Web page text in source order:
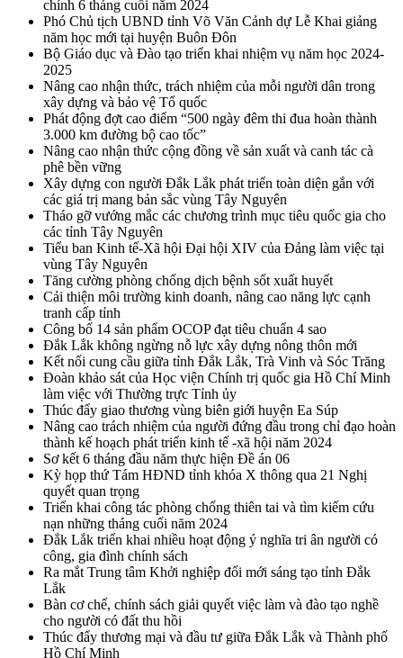
chính 6 tháng cuối năm 2024
Phó Chủ tịch UBND tỉnh Võ Văn Cảnh dự Lễ Khai giảng
năm học mới tại huyện Buôn Đôn
Bộ Giáo dục và Đào tạo triển khai nhiệm vụ năm học 2024-
2025
Nâng cao nhận thức, trách nhiệm của mỗi người dân trong
xây dựng và bảo vệ Tổ quốc
Phát động đợt cao điểm “500 ngày đêm thi đua hoàn thành
3.000 km đường bộ cao tốc”
Nâng cao nhận thức cộng đồng về sản xuất và canh tác cà
phê bền vững
Xây dựng con người Đắk Lắk phát triển toàn diện gắn với
các giá trị mang bản sắc vùng Tây Nguyên
Tháo gỡ vướng mắc các chương trình mục tiêu quốc gia cho
các tỉnh Tây Nguyên
Tiểu ban Kinh tế-Xã hội Đại hội XIV của Đảng làm việc tại
vùng Tây Nguyên
Tăng cường phòng chống dịch bệnh sốt xuất huyết
Cải thiện môi trường kinh doanh, nâng cao năng lực cạnh
tranh cấp tỉnh
Công bố 14 sản phẩm OCOP đạt tiêu chuẩn 4 sao
Đắk Lắk không ngừng nỗ lực xây dựng nông thôn mới
Kết nối cung cầu giữa tỉnh Đắk Lắk, Trà Vinh và Sóc Trăng
Đoàn khảo sát của Học viện Chính trị quốc gia Hồ Chí Minh
làm việc với Thường trực Tỉnh ủy
Thúc đẩy giao thương vùng biên giới huyện Ea Súp
Nâng cao trách nhiệm của người đứng đầu trong chỉ đạo hoàn
thành kế hoạch phát triển kinh tế -xã hội năm 2024
Sơ kết 6 tháng đầu năm thực hiện Đề án 06
Kỳ họp thứ Tám HĐND tỉnh khóa X thông qua 21 Nghị
quyết quan trọng
Triển khai công tác phòng chống thiên tai và tìm kiếm cứu
nạn những tháng cuối năm 2024
Đắk Lắk triển khai nhiều hoạt động ý nghĩa tri ân người có
công, gia đình chính sách
Ra mắt Trung tâm Khởi nghiệp đổi mới sáng tạo tỉnh Đắk
Lắk
Bàn cơ chế, chính sách giải quyết việc làm và đào tạo nghề
cho người có đất thu hồi
Thúc đẩy thương mại và đầu tư giữa Đắk Lắk và Thành phố
Hồ Chí Minh